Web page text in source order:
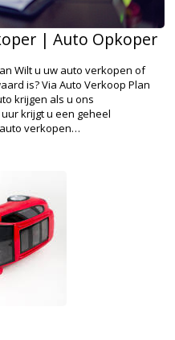
| Auto Opkoper
Wilt u uw auto verkopen of
is? Via Auto Verkoop Plan
krijgen als u ons
krijgt u een geheel
verkopen…